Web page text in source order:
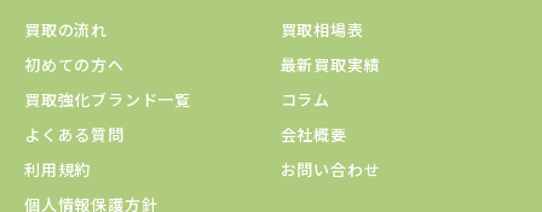
買取の流れ
買取相場表
初めての方へ
最新買取実績
買取強化ブランド一覧
コラム
よくある質問
会社概要
利用規約
お問い合わせ
個人情報保護方針